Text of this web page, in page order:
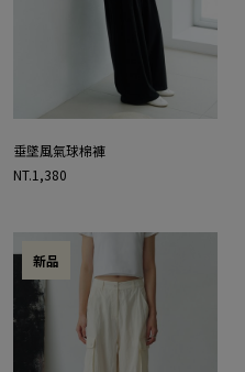
垂墜風氣球棉褲
NT.1,380
新品